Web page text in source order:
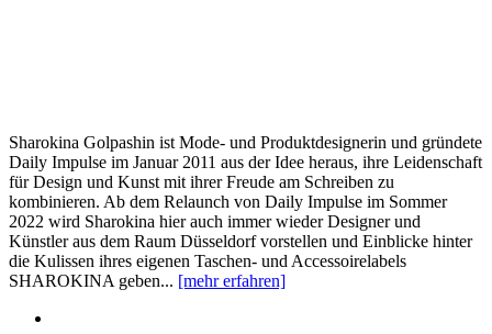
Sharokina Golpashin ist Mode- und Produktdesignerin und gründete
Daily Impulse im Januar 2011 aus der Idee heraus, ihre Leidenschaft
für Design und Kunst mit ihrer Freude am Schreiben zu
kombinieren. Ab dem Relaunch von Daily Impulse im Sommer
2022 wird Sharokina hier auch immer wieder Designer und
Künstler aus dem Raum Düsseldorf vorstellen und Einblicke hinter
die Kulissen ihres eigenen Taschen- und Accessoirelabels
SHAROKINA geben... [mehr erfahren]